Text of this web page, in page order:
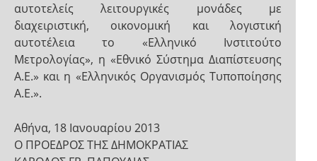
αυτοτελείς λειτουργικές μονάδες με
διαχειριστική, οικονομική και λογιστική
αυτοτέλεια το «Ελληνικό Ινστιτούτο
Μετρολογίας», η «Εθνικό Σύστημα Διαπίστευσης
Α.Ε.» και η «Ελληνικός Οργανισμός Τυποποίησης
Α.Ε.».
Αθήνα, 18 Ιανουαρίου 2013
Ο ΠΡΟΕΔΡΟΣ ΤΗΣ ΔΗΜΟΚΡΑΤΙΑΣ